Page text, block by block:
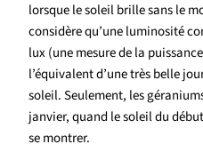
lorsque le soleil brille sans le
considère qu’une luminosité
lux (une mesure de la
l’équivalent d’une très belle
soleil. Seulement, les
janvier, quand le soleil du
se montrer.